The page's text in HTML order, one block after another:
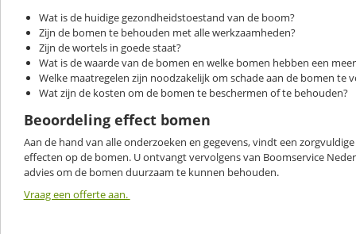
Wat is de huidige gezondheidstoestand van de boom?
Zijn de bomen te behouden met alle werkzaamheden?
Zijn de wortels in goede staat?
Wat is de waarde van de bomen en welke bomen hebben een
Welke maatregelen zijn noodzakelijk om schade aan de bomen te
Wat zijn de kosten om de bomen te beschermen of te behouden?
Beoordeling effect bomen
Aan de hand van alle onderzoeken en gegevens, vindt een
effecten op de bomen. U ontvangt vervolgens van Boomservice
advies om de bomen duurzaam te kunnen behouden.
Vraag een offerte aan.